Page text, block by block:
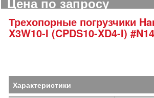
Трехопорные погрузчики
X3W10-I (CPDS10-XD4-I)
Характеристики